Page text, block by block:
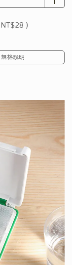
NT$28 )
規格說明